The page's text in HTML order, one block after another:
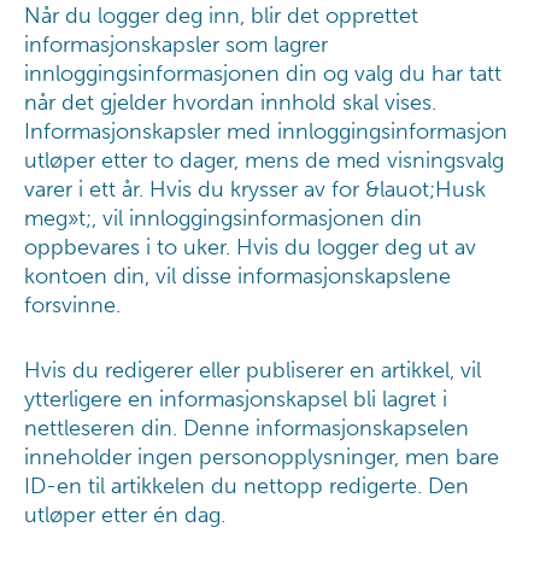
Når du logger deg inn, blir det opprettet
informasjonskapsler som lagrer
innloggingsinformasjonen din og valg du har tatt
når det gjelder hvordan innhold skal vises.
Informasjonskapsler med innloggingsinformasjon
utløper etter to dager, mens de med visningsvalg
varer i ett år. Hvis du krysser av for &lauot;Husk
meg»t;, vil innloggingsinformasjonen din
oppbevares i to uker. Hvis du logger deg ut av
kontoen din, vil disse informasjonskapslene
forsvinne.
Hvis du redigerer eller publiserer en artikkel, vil
ytterligere en informasjonskapsel bli lagret i
nettleseren din. Denne informasjonskapselen
inneholder ingen personopplysninger, men bare
ID-en til artikkelen du nettopp redigerte. Den
utløper etter én dag.